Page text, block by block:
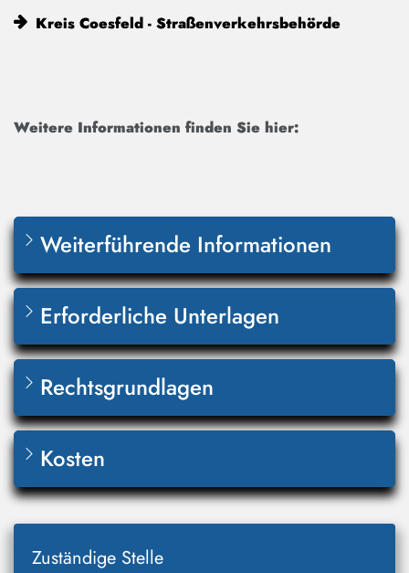
Kreis Coesfeld - Straßenverkehrsbehörde
Weitere Informationen finden Sie hier:
Weiterführende Informationen
Erforderliche Unterlagen
Rechtsgrundlagen
Kosten
Zuständige Stelle